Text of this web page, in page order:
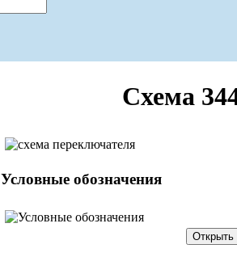
Схема
Условные обозначения